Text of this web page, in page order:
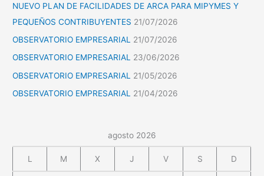
NUEVO PLAN DE FACILIDADES DE ARCA PARA MIPYMES Y
PEQUEÑOS CONTRIBUYENTES 21/07/2026
OBSERVATORIO EMPRESARIAL
21/07/2026
OBSERVATORIO EMPRESARIAL 23/06/2026
OBSERVATORIO EMPRESARIAL
21/05/2026
OBSERVATORIO EMPRESARIAL 21/04/2026
agosto 2026
L M X J V S D